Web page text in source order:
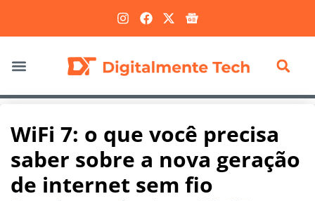
WiFi 7: o que você precisa
saber sobre a nova geração
de internet sem fio